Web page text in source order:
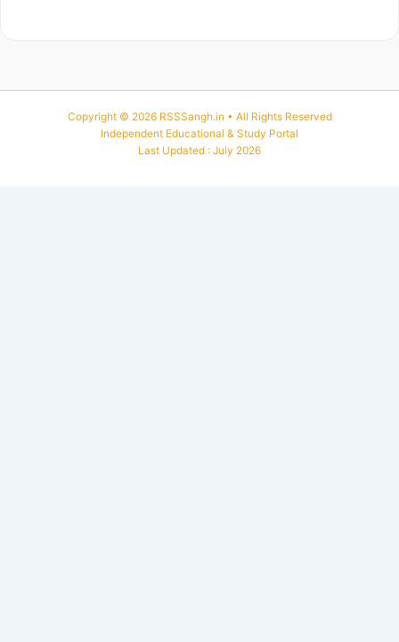
Copyright © 2026 RSSSangh.in • All Rights Reserved
Independent Educational & Study Portal
Last Updated : July 2026